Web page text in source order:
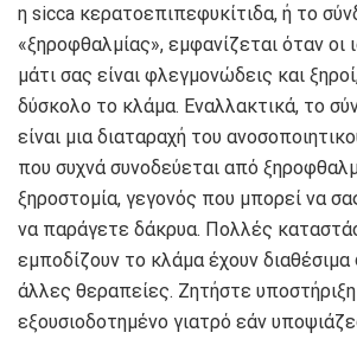
η sicca κερατοεπιπεφυκίτιδα, ή το
«ξηροφθαλμίας», εμφανίζεται όταν οι
μάτι σας είναι φλεγμονώδεις και
δύσκολο το κλάμα. Εναλλακτικά, το
είναι μια διαταραχή του
που συχνά συνοδεύεται από
ξηροστομία, γεγονός που μπορεί να
να παράγετε δάκρυα. Πολλές
εμποδίζουν το κλάμα έχουν
άλλες θεραπείες. Ζητήστε
εξουσιοδοτημένο γιατρό εάν